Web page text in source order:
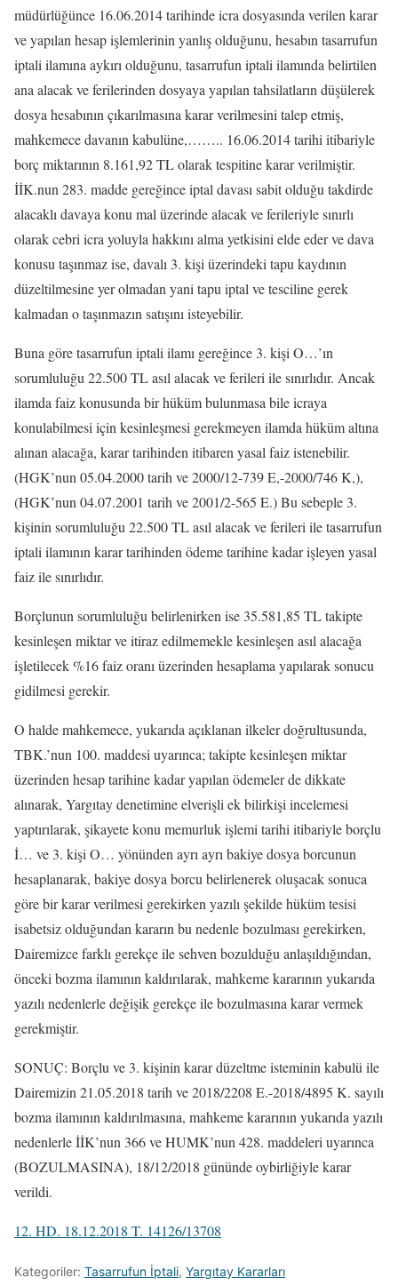
müdürlüğünce 16.06.2014 tarihinde icra dosyasında verilen karar
ve yapılan hesap işlemlerinin yanlış olduğunu, hesabın tasarrufun
iptali ilamına aykırı olduğunu, tasarrufun iptali ilamında belirtilen
ana alacak ve ferilerinden dosyaya yapılan tahsilatların düşülerek
dosya hesabının çıkarılmasına karar verilmesini talep etmiş,
mahkemece davanın kabulüne,…….. 16.06.2014 tarihi itibariyle
borç miktarının 8.161,92 TL olarak tespitine karar verilmiştir.
İİK.nun 283. madde gereğince iptal davası sabit olduğu takdirde
alacaklı davaya konu mal üzerinde alacak ve ferileriyle sınırlı
olarak cebri icra yoluyla hakkını alma yetkisini elde eder ve dava
konusu taşınmaz ise, davalı 3. kişi üzerindeki tapu kaydının
düzeltilmesine yer olmadan yani tapu iptal ve tesciline gerek
kalmadan o taşınmazın satışını isteyebilir.
Buna göre tasarrufun iptali ilamı gereğince 3. kişi O…’ın
sorumluluğu 22.500 TL asıl alacak ve ferileri ile sınırlıdır. Ancak
ilamda faiz konusunda bir hüküm bulunmasa bile icraya
konulabilmesi için kesinleşmesi gerekmeyen ilamda hüküm altına
alınan alacağa, karar tarihinden itibaren yasal faiz istenebilir.
(HGK’nun 05.04.2000 tarih ve 2000/12-739 E,-2000/746 K,),
(HGK’nun 04.07.2001 tarih ve 2001/2-565 E.) Bu sebeple 3.
kişinin sorumluluğu 22.500 TL asıl alacak ve ferileri ile tasarrufun
iptali ilamının karar tarihinden ödeme tarihine kadar işleyen yasal
faiz ile sınırlıdır.
Borçlunun sorumluluğu belirlenirken ise 35.581,85 TL takipte
kesinleşen miktar ve itiraz edilmemekle kesinleşen asıl alacağa
işletilecek %16 faiz oranı üzerinden hesaplama yapılarak sonucu
gidilmesi gerekir.
O halde mahkemece, yukarıda açıklanan ilkeler doğrultusunda,
TBK.’nun 100. maddesi uyarınca; takipte kesinleşen miktar
üzerinden hesap tarihine kadar yapılan ödemeler de dikkate
alınarak, Yargıtay denetimine elverişli ek bilirkişi incelemesi
yaptırılarak, şikayete konu memurluk işlemi tarihi itibariyle borçlu
İ… ve 3. kişi O… yönünden ayrı ayrı bakiye dosya borcunun
hesaplanarak, bakiye dosya borcu belirlenerek oluşacak sonuca
göre bir karar verilmesi gerekirken yazılı şekilde hüküm tesisi
isabetsiz olduğundan kararın bu nedenle bozulması gerekirken,
Dairemizce farklı gerekçe ile sehven bozulduğu anlaşıldığından,
önceki bozma ilamının kaldırılarak, mahkeme kararının yukarıda
yazılı nedenlerle değişik gerekçe ile bozulmasına karar vermek
gerekmiştir.
SONUÇ: Borçlu ve 3. kişinin karar düzeltme isteminin kabulü ile
Dairemizin 21.05.2018 tarih ve 2018/2208 E.-2018/4895 K. sayılı
bozma ilamının kaldırılmasına, mahkeme kararının yukarıda yazılı
nedenlerle İİK’nun 366 ve HUMK’nun 428. maddeleri uyarınca
(BOZULMASINA), 18/12/2018 gününde oybirliğiyle karar
verildi.
12. HD. 18.12.2018 T. 14126/13708
Kategoriler: Tasarrufun İptali, Yargıtay Kararları